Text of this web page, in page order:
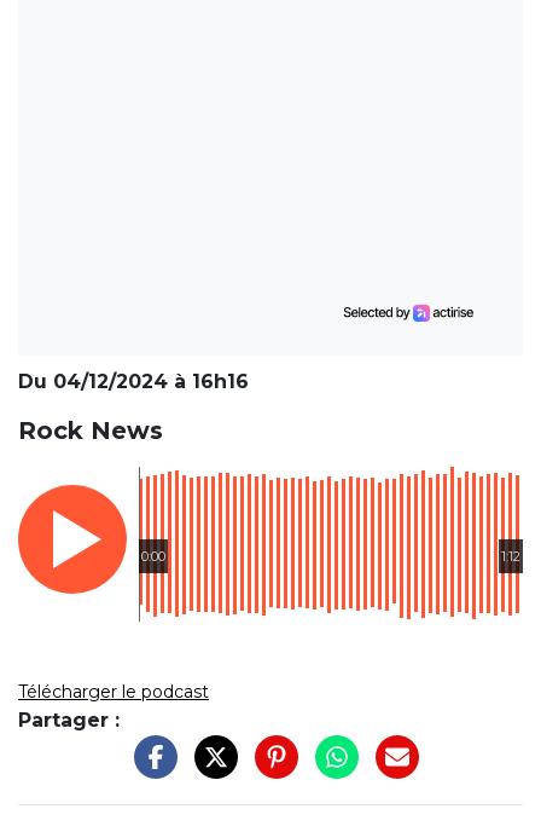
Du 04/12/2024 à 16h16
Rock News
0:00 1:12
Télécharger le podcast
Partager :